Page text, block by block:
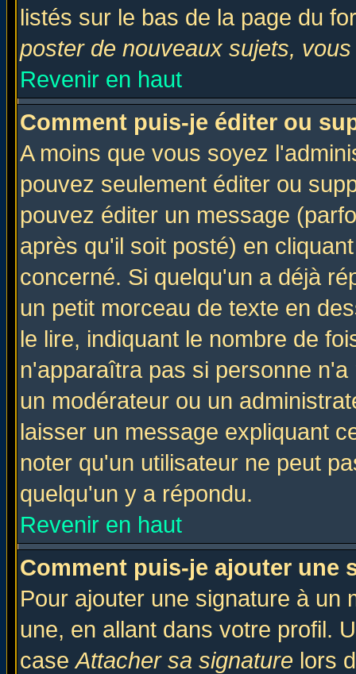
listés sur le bas de la page du
poster de nouveaux sujets,
Revenir en haut
Comment puis-je éditer ou
A moins que vous soyez
pouvez seulement éditer ou
pouvez éditer un message
après qu'il soit posté) en
concerné. Si quelqu'un a déjà
un petit morceau de texte en
le lire, indiquant le nombre de
n'apparaîtra pas si personne
un modérateur ou un
laisser un message expliquant
noter qu'un utilisateur ne peut
quelqu'un y a répondu.
Revenir en haut
Comment puis-je ajouter une
Pour ajouter une signature à un
une, en allant dans votre profil.
caseAttacher sa signature lors